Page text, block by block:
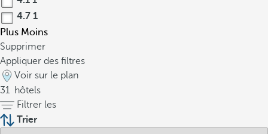
4.7 1
Plus Moins
Supprimer
Appliquer des filtres
Voir sur le plan
31 hôtels
Filtrer les
Trier